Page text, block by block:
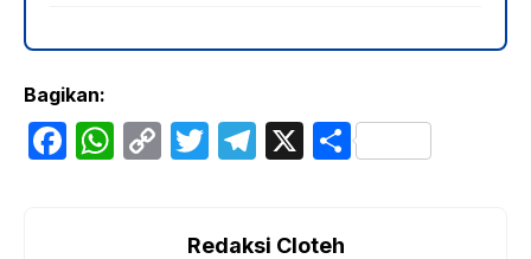
Bagikan:
F
W C
T
T
X S
Redaksi Cloteh